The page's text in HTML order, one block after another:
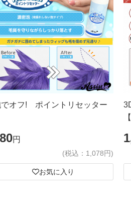
オフ! ポイントリセッター
円
(税込：1,078円)
お気に入り